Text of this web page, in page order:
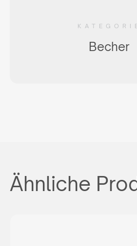
Becher
Ähnliche